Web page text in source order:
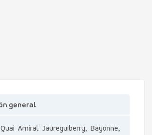
general
Amiral Jaureguiberry, Bayonne,